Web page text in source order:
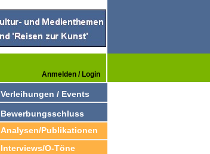
Anmelden / Login
Verleihungen / Events
Bewerbungsschluss
Analysen/Publikationen
Interviews/O-Töne